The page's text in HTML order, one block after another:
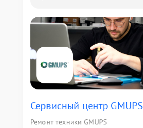
Сервисный центр GMUPS
Ремонт техники GMUPS